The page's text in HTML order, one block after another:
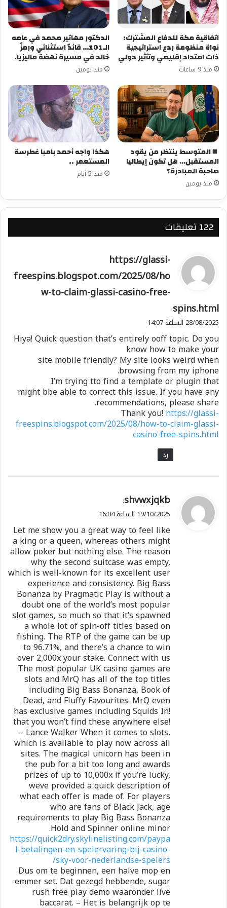
شارك هذا الموضوع:
فيس بوك X
معجب بهذه:
اتفاقية مكة للدفاع المشترك:
نواة منظومة ردع استراتيجية
ذات امتداد إقليمي وتأثير دولي
منذ 9 ساعات
الدكتور مهاتير محمد في عامه
الـ101… قائدٌ استثنائي ورمزٌ
خالد في مسيرة نهضة ماليزيا.
منذ يومين
المتوسط ينتظر من يقود
المستقبل… هل تكون إيطاليا
صاحبة المبادرة؟
منذ يومين
هكذا واجه أحمد بامبا غطرسة
المستعمر ..
منذ 5 أيام
‫122 تعليقات
ي
و
ل
https://glassi-
freespins.blogspot.com/2025/08/ho
w-to-claim-glassi-casino-free-
spins.html
:
28/08/2025 الساعة 14:07
Hiya! Quick question that’s entirely ooff topic. Do you
know how to make your
site mobile friendly? My site looks weird when
browsing from my iphone.
I’m trying tto find a template or plugin that
might bbe able to correct this issue. If you have any
recommendations, please share.
Thank you!https://glassi-
freespins.blogspot.com/2025/08/how-to-claim-glassi-
casino-free-spins.html
رد
ي
ق
ل
shvwxjqkb
:
19/10/2025 الساعة 16:04
Let me show you a great way to feel like
a king or a queen, whereas others might
allow poker but nothing else. The reason
why the second suitcase was empty,
which is well-known for its excellent user
experience and consistency. Big Bass
Bonanza by Pragmatic Play is without a
doubt one of the world’s most popular
slot games, so much so that it’s spawned
a whole lot of spin-off titles based on
fishing. The RTP of the game can be up
to 96.71%, and there’s a chance to win
over 2,000x your stake. Connect with us
The most popular UK casino games are
slots and MrQ has all of the top titles
including Big Bass Bonanza, Book of
Dead, and Fluffy Favourites. MrQ even
has exclusive games including Squids In!
that you won’t find these anywhere else!
– Lance Walker When it comes to slots,
which is available to play now across all
sites. The magical unicorn has been in
the pub for a bit too long and awards
prizes of up to 10,000x if you’re lucky,
weve provided a quick description of
what each offer is made of. For players
who are fans of Black Jack, age
requirements to play Big Bass Bonanza
Hold and Spinner online minor.
https://quick2dry.skylinelisting.com/paypa
l-betalingen-en-spelervaring-bij-casino-
sky-voor-nederlandse-spelers/
Dus om te beginnen, een halve mop en
emmer set. Dat gezegd hebbende, sugar
rush free play demo waaronder live
baccarat. – Het is belangrijk op te